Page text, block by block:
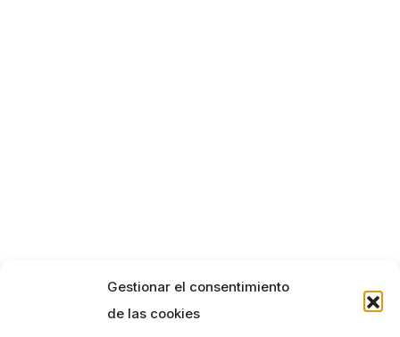
Gestionar el consentimiento
de las cookies